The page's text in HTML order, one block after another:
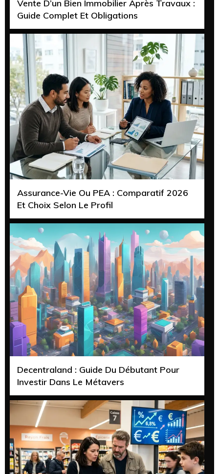
Vente D’un Bien Immobilier Après Travaux :
Guide Complet Et Obligations
Assurance-Vie Ou PEA : Comparatif 2026
Et Choix Selon Le Profil
Decentraland : Guide Du Débutant Pour
Investir Dans Le Métavers